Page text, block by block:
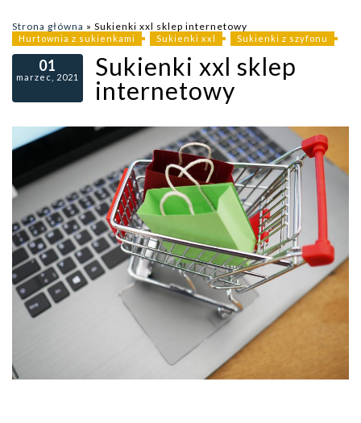
Strona główna » Sukienki xxl sklep internetowy
Hurtownia z sukienkami Sukienki xxl Sukienki z szyfonu
01
marzec, 2021
Sukienki xxl sklep
internetowy